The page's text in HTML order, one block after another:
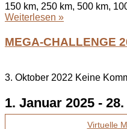
150 km, 250 km, 500 km,
Weiterlesen »
MEGA-CHALLENGE
3. Oktober 2022 Keine
1. Januar 2025 -
Virtuelle